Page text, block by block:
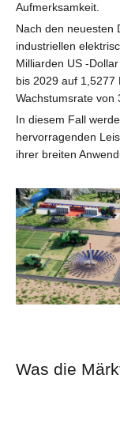
Aufmerksamkeit.
Nach den neuesten
industriellen
Milliarden US -
bis 2029 auf 1,5277
Wachstumsrate von
In diesem Fall
hervorragenden
ihrer breiten
Was die